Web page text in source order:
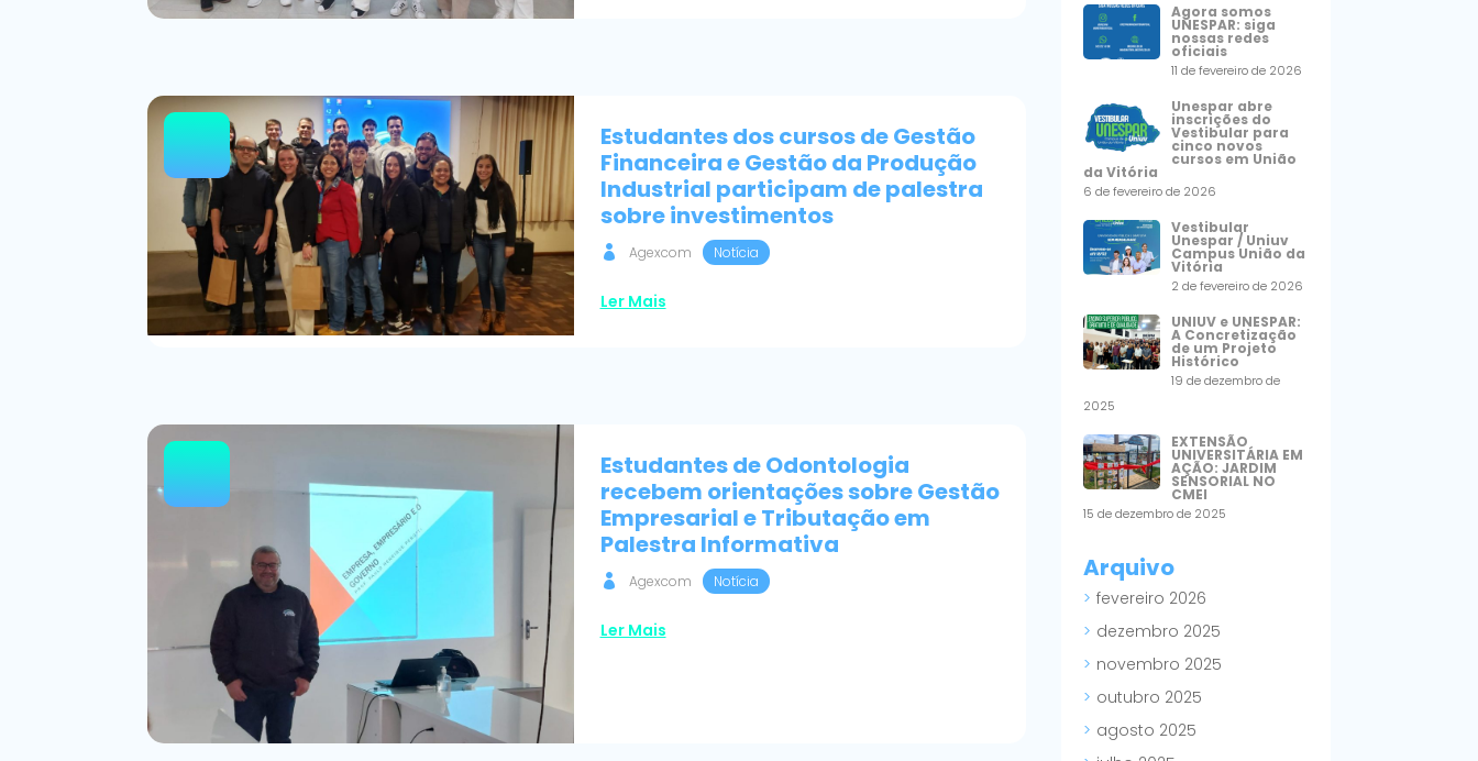
Estudantes dos cursos de Gestão
Financeira e Gestão da Produção
Industrial participam de palestra
sobre investimentos
Agexcom Notícia
Ler Mais
Estudantes de Odontologia
recebem orientações sobre Gestão
Empresarial e Tributação em
Palestra Informativa
Agexcom Notícia
Ler Mais
Agora somos
UNESPAR: siga
nossas redes
oficiais
11 de fevereiro de 2026
Unespar abre
inscrições do
Vestibular para
cinco novos
cursos em União
da Vitória
6 de fevereiro de 2026
Vestibular
Unespar / Uniuv
Campus União da
Vitória
2 de fevereiro de 2026
UNIUV e UNESPAR:
A Concretização
de um Projeto
Histórico
19 de dezembro de
2025
EXTENSÃO
UNIVERSITÁRIA EM
AÇÃO: JARDIM
SENSORIAL NO
CMEI
15 de dezembro de 2025
Arquivo
fevereiro 2026
dezembro 2025
novembro 2025
outubro 2025
agosto 2025